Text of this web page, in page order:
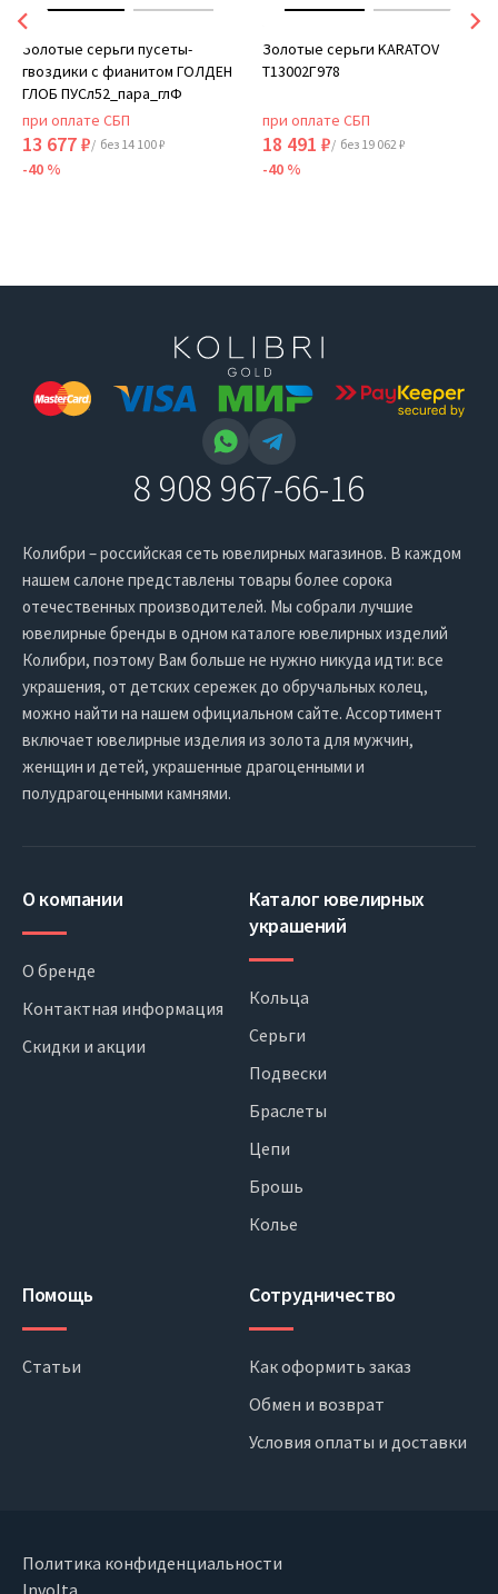
Золотые серьги пусеты-
гвоздики с фианитом ГОЛДЕН
ГЛОБ ПУСл52_пара_глФ
при оплате СБП
13 677 ₽/ без 14 100 ₽
-40 %
Золотые серьги KARATOV
Т13002Г978
при оплате СБП
18 491 ₽/ без 19 062 ₽
-40 %
8 908 967-66-16
Колибри – российская сеть ювелирных магазинов. В каждом
нашем салоне представлены товары более сорока
отечественных производителей. Мы собрали лучшие
ювелирные бренды в одном каталоге ювелирных изделий
Колибри, поэтому Вам больше не нужно никуда идти: все
украшения, от детских сережек до обручальных колец,
можно найти на нашем официальном сайте. Ассортимент
включает ювелирные изделия из золота для мужчин,
женщин и детей, украшенные драгоценными и
полудрагоценными камнями.
О компании
О бренде
Контактная информация
Скидки и акции
Каталог ювелирных
украшений
Кольца
Серьги
Подвески
Браслеты
Цепи
Брошь
Колье
Помощь
Статьи
Сотрудничество
Как оформить заказ
Обмен и возврат
Условия оплаты и доставки
Политика конфиденциальности